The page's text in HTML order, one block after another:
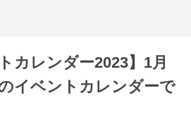
カレンダー2023】1月
イベントカレンダーで